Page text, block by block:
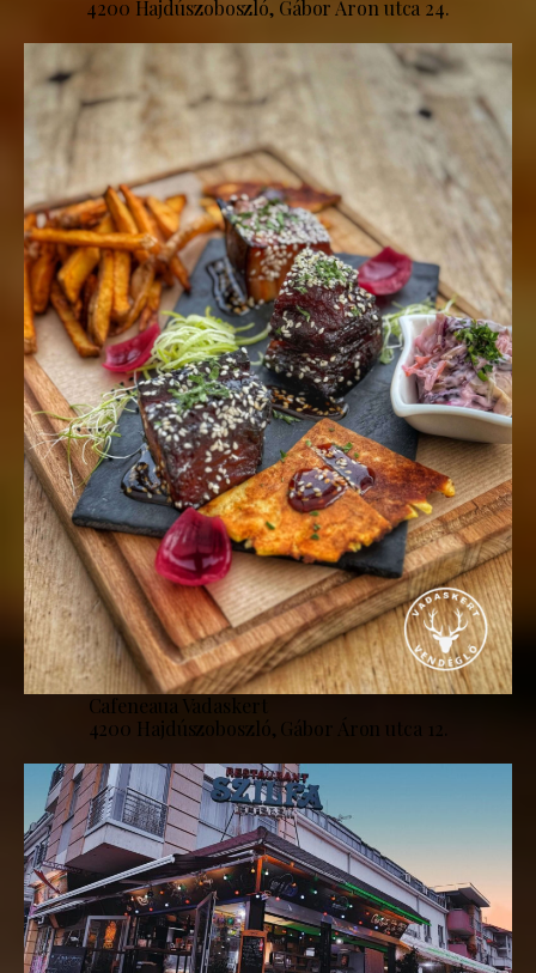
4200 Hajdúszoboszló, Gábor Áron utca 24.
Cafeneaua Vadaskert
4200 Hajdúszoboszló, Gábor Áron utca 12.